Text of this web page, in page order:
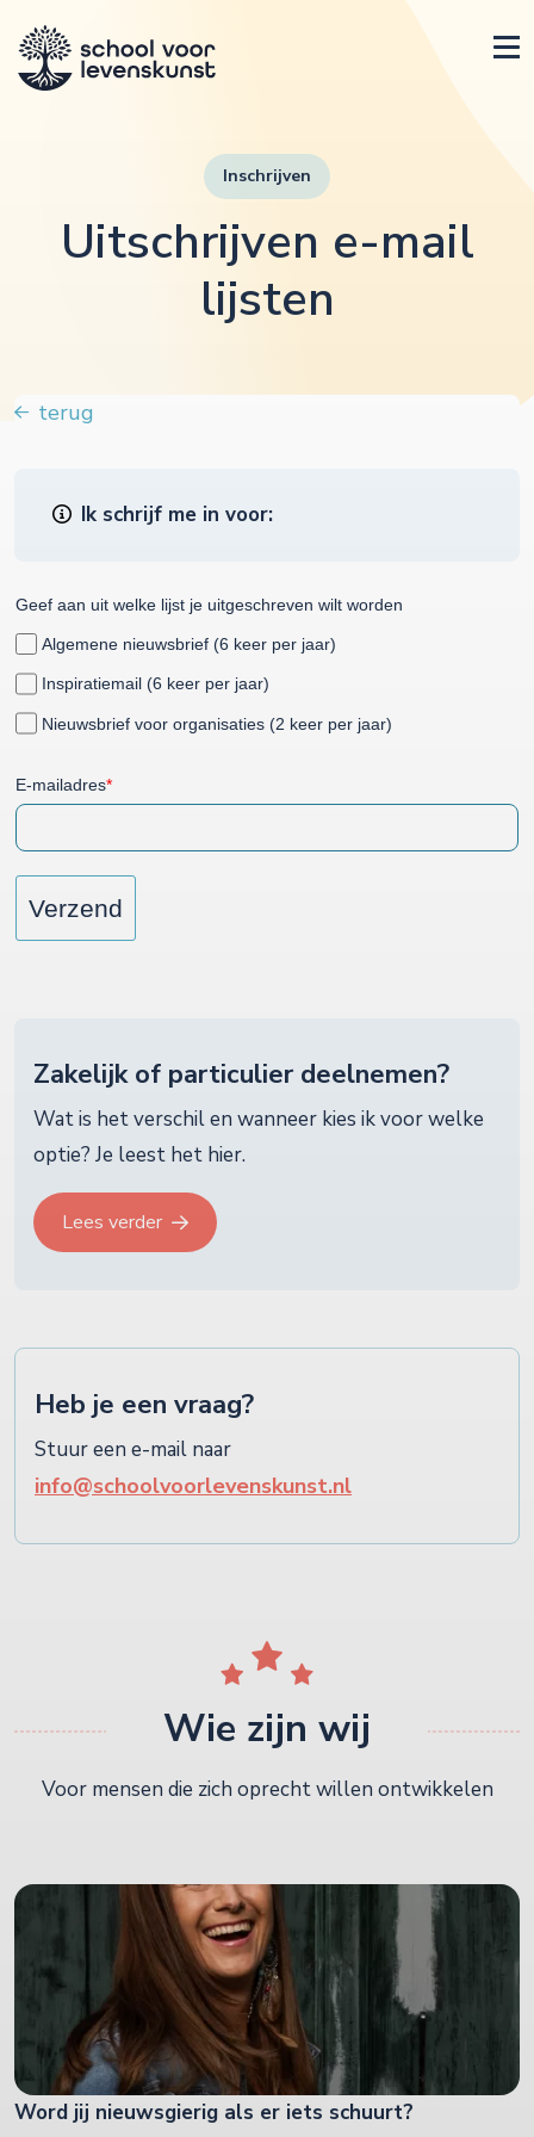
Inschrijven
Uitschrijven e-mail
lijsten
terug
Ik schrijf me in voor:
Geef aan uit welke lijst je uitgeschreven wilt worden
Algemene nieuwsbrief (6 keer per jaar)
Inspiratiemail (6 keer per jaar)
Nieuwsbrief voor organisaties (2 keer per jaar)
E-mailadres*
Verzend
Zakelijk of particulier deelnemen?
Wat is het verschil en wanneer kies ik voor welke
optie? Je leest het hier.
Lees verder
Heb je een vraag?
Stuur een e-mail naar
info@schoolvoorlevenskunst.nl
Wie zijn wij
Voor mensen die zich oprecht willen ontwikkelen
Word jij nieuwsgierig als er iets schuurt?